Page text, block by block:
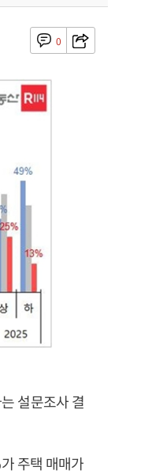
0
설문조사 결
주택 매매가